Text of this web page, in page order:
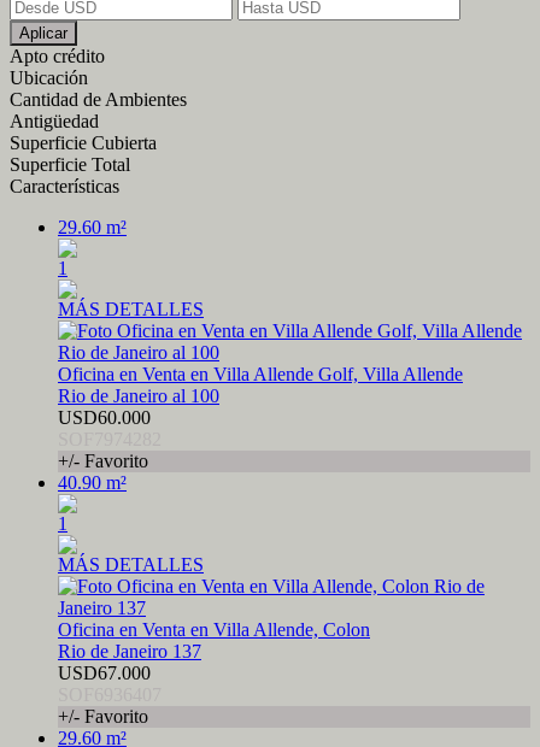
Aplicar
Apto crédito
Ubicación
Cantidad de Ambientes
Antigüedad
Superficie Cubierta
Superficie Total
Características
29.60 m²
1
MÁS DETALLES
Oficina en Venta en Villa Allende Golf, Villa Allende
Rio de Janeiro al 100
USD60.000
+/- Favorito
40.90 m²
1
MÁS DETALLES
Oficina en Venta en Villa Allende, Colon
Rio de Janeiro 137
USD67.000
+/- Favorito
29.60 m²